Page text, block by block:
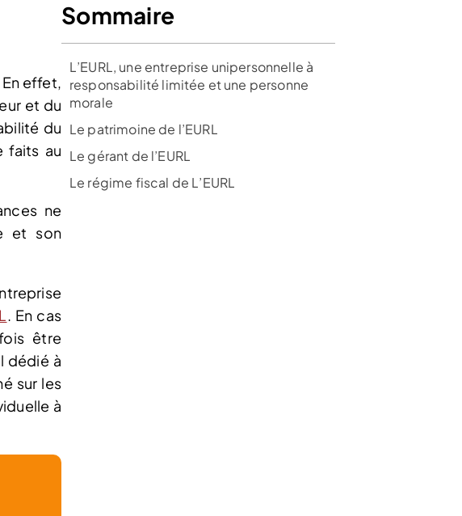
effet,
et du
du
faits au
ne
et son
. En cas
être
dédié à
sur les
à
Sommaire
L’EURL, une entreprise unipersonnelle à
responsabilité limitée et une personne
morale
Le patrimoine de l’EURL
Le gérant de l’EURL
Le régime fiscal de L’EURL